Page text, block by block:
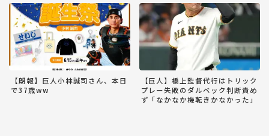
【朗報】巨人小林誠司さん、本日
で37歳ww
【巨人】橋上監督代行はトリック
プレー失敗のダルベック判断責め
ず「なかなか機転きかなかった」